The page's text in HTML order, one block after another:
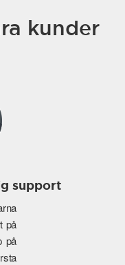
kunder
support
på
på